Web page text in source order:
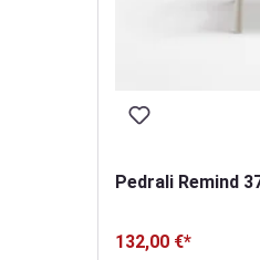
Pedrali Remind
132,00 €*